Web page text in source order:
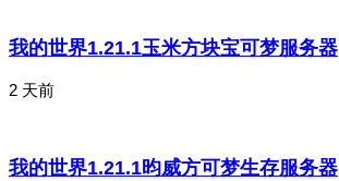
我的世界1.21.1玉米方块宝可梦服务器
2 天前
我的世界1.21.1昀威方可梦生存服务器